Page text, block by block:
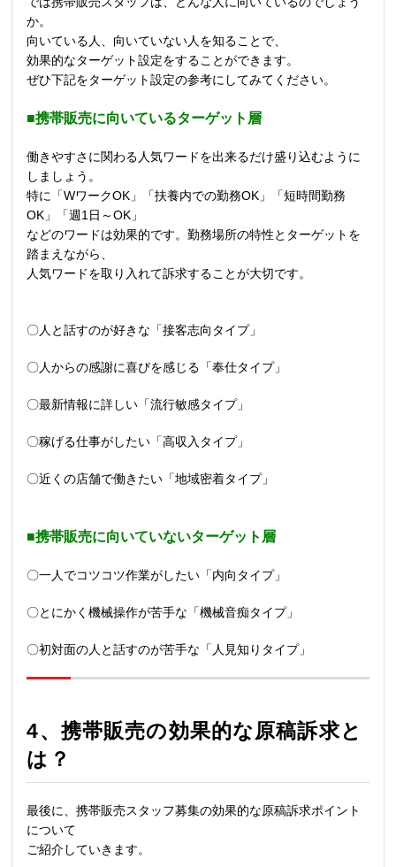
か。
向いている人、向いていない人を知ることで、
効果的なターゲット設定をすることができます。
ぜひ下記をターゲット設定の参考にしてみてください。
■携帯販売に向いているターゲット層
働きやすさに関わる人気ワードを出来るだけ盛り込むように
しましょう。
特に「WワークOK 」「扶養内での勤務OK 」「短時間勤務
OK 」「週 1 日～OK 」
などのワードは効果的です。勤務場所の特性とターゲットを
踏まえながら、
人気ワードを取り入れて訴求することが大切です。
〇人と話すのが好きな「接客志向タイプ」
〇人からの感謝に喜びを感じる「奉仕タイプ」
〇最新情報に詳しい「流行敏感タイプ」
〇稼げる仕事がしたい「高収入タイプ」
〇近くの店舗で働きたい「地域密着タイプ」
■携帯販売に向いていないターゲット層
〇一人でコツコツ作業がしたい「内向タイプ」
〇とにかく機械操作が苦手な「機械音痴タイプ」
〇初対面の人と話すのが苦手な「人見知りタイプ」
4、 携帯販売の効果的な原稿訴求と
は？
最後に、携帯販売スタッフ募集の効果的な原稿訴求ポイント
について
ご紹介していきます。